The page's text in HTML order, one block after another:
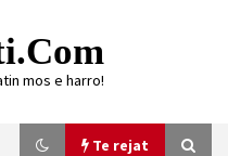
mos e harro!
Te rejat